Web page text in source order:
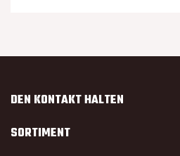
DEN KONTAKT HALTEN
SORTIMENT